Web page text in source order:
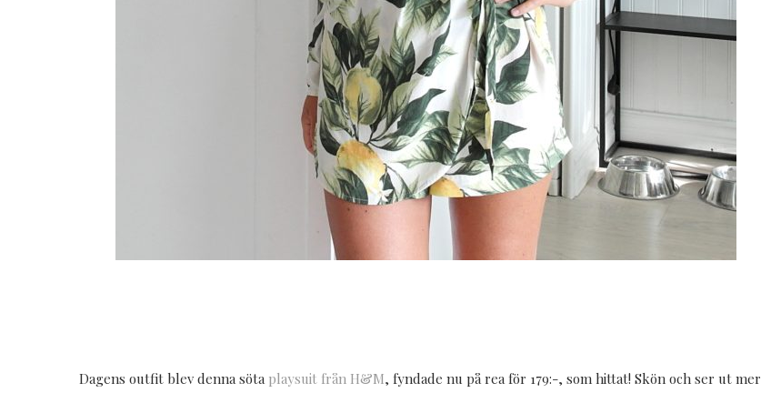
Dagens outfit blev denna söta playsuit från H&M, fyndade nu på rea för 179:-, som hittat! Skön och ser ut mer